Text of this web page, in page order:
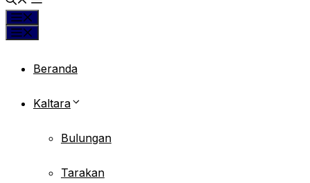
Menu
Menu
Beranda
Kaltara
Bulungan
Tarakan